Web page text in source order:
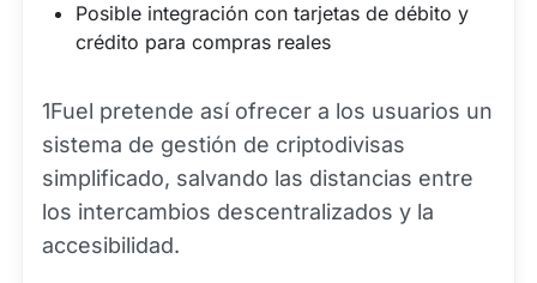
Posible integración con tarjetas de débito y
crédito para compras reales
1Fuel pretende así ofrecer a los usuarios un
sistema de gestión de criptodivisas
simplificado, salvando las distancias entre
los intercambios descentralizados y la
accesibilidad.